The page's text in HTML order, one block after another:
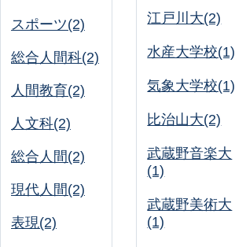
スポーツ(2)
総合人間科(2)
人間教育(2)
人文科(2)
総合人間(2)
現代人間(2)
表現(2)
江戸川大(2)
水産大学校(1)
気象大学校(1)
比治山大(2)
武蔵野音楽大
(1)
武蔵野美術大
(1)